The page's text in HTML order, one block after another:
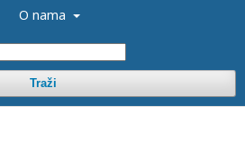
O nama
Traži